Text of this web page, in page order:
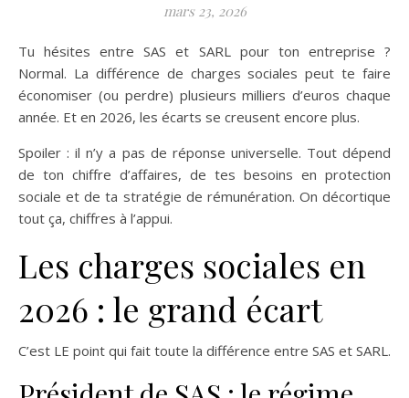
mars 23, 2026
Tu hésites entre SAS et SARL pour ton entreprise ?
Normal. La différence de charges sociales peut te faire
économiser (ou perdre) plusieurs milliers d’euros chaque
année. Et en 2026, les écarts se creusent encore plus.
Spoiler : il n’y a pas de réponse universelle. Tout dépend
de ton chiffre d’affaires, de tes besoins en protection
sociale et de ta stratégie de rémunération. On décortique
tout ça, chiffres à l’appui.
Les charges sociales en
2026 : le grand écart
C’est LE point qui fait toute la différence entre SAS et SARL.